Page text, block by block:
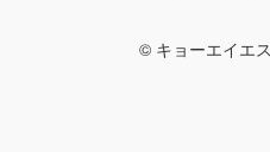
© キョーエイエ